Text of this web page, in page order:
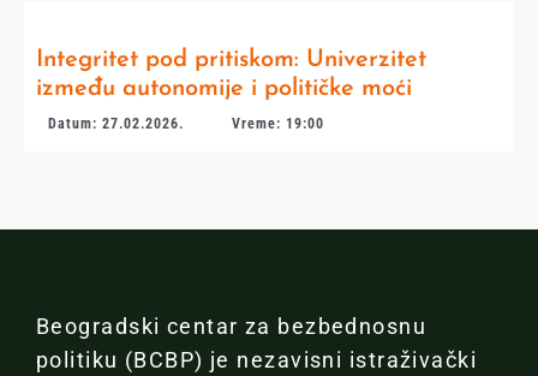
Integritet pod pritiskom: Univerzitet
između autonomije i političke moći
Datum: 27.02.2026. Vreme: 19:00
Beogradski centar za bezbednosnu
politiku (BCBP) je nezavisni istraživački